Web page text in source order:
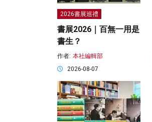
2026書展巡禮
書展2026｜百無一用是
書生？
作者: 本社編輯部
2026-08-07